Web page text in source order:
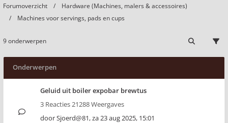
Forumoverzicht
Hardware (Machines, malers & accessoires)
Machines voor servings, pads en cups
9 onderwerpen
Onderwerpen
Geluid uit boiler expobar brewtus
3 Reacties 21288 Weergaves
doorSjoerd@81,za 23 aug 2025, 15:01